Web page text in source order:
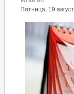
Пятница, 19